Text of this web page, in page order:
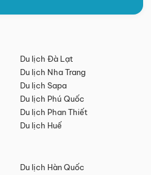
Du lịch Đà Lạt
Du lịch Nha Trang
Du lịch Sapa
Du lịch Phú Quốc
Du lịch Phan Thiết
Du lịch Huế
Du lịch Hàn Quốc